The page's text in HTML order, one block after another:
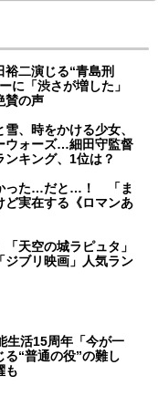
裕二演じる“青島刑
に「渋さが増した」
賛の声
、時をかける少女、
ウォーズ…細田守監督
ンキング、1位は？
った…だと…！ 「ま
ど実在する《ロマンあ
「天空の城ラピュタ」
ジブリ映画」人気ラン
生活15周年「今が一
“普通の役”の難し
も